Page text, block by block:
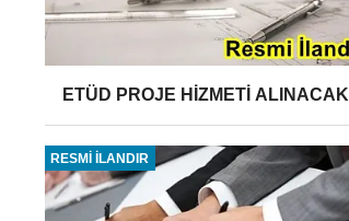
ETÜD PROJE HİZMETİ ALINACAK
RESMİ İLANDIR